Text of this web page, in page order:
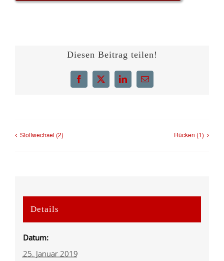
Diesen Beitrag teilen!
Facebook
X LinkedIn
E-
Stoffwechsel (2) Rücken (1)
Details
Datum:
25. Januar 2019